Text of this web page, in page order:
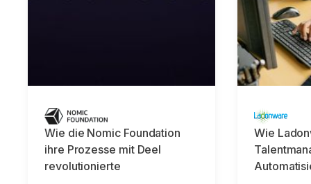
Wie die Nomic Foundation
ihre Prozesse mit Deel
revolutionierte
Wie